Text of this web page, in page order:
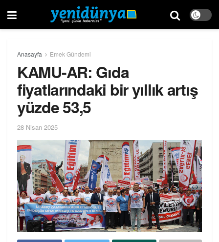
Anasayfa Emek Gündemi
KAMU-AR: Gıda
fiyatlarındaki bir yıllık artış
yüzde 53,5
28 Nisan 2025